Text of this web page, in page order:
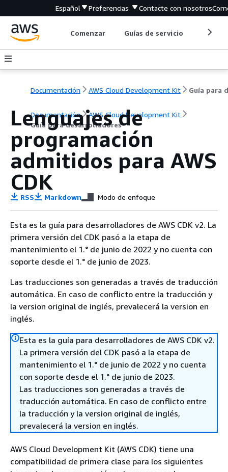
Español Preferencias Contacte con nosotros
Comenzar Guías de servicio
Documentación AWS Cloud Development Kit
Documentación
AWS Cloud Development Kit
Guía para desarrolladores
Lenguajes de
programación
admitidos para AWS
CDK
RSS Markdown Modo de enfoque
Esta es la guía para desarrolladores de AWS CDK v2. La
primera versión del CDK pasó a la etapa de
mantenimiento el 1.° de junio de 2022 y no cuenta con
soporte desde el 1.° de junio de 2023.
Las traducciones son generadas a través de traducción
automática. En caso de conflicto entre la traducción y
la version original de inglés, prevalecerá la version en
inglés.
Esta es la guía para desarrolladores de AWS CDK v2.
La primera versión del CDK pasó a la etapa de
mantenimiento el 1.° de junio de 2022 y no cuenta
con soporte desde el 1.° de junio de 2023.
Las traducciones son generadas a través de
traducción automática. En caso de conflicto entre
la traducción y la version original de inglés,
prevalecerá la version en inglés.
AWS Cloud Development Kit (AWS CDK) tiene una
compatibilidad de primera clase para los siguientes